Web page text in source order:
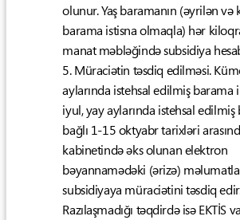
olunur. Yaş baramanın (əyrilən və
barama istisna olmaqla) hər
manat məbləğində subsidiya
5. Müraciətin təsdiq edilməsi.
aylarında istehsal edilmiş barama
iyul, yay aylarında istehsal
bağlı 1-15 oktyabr tarixləri
kabinetində əks olunan elektron
bəyannamədəki (ərizə)
subsidiyaya müraciətini təsdiq
Razılaşmadığı təqdirdə isə EKTİS